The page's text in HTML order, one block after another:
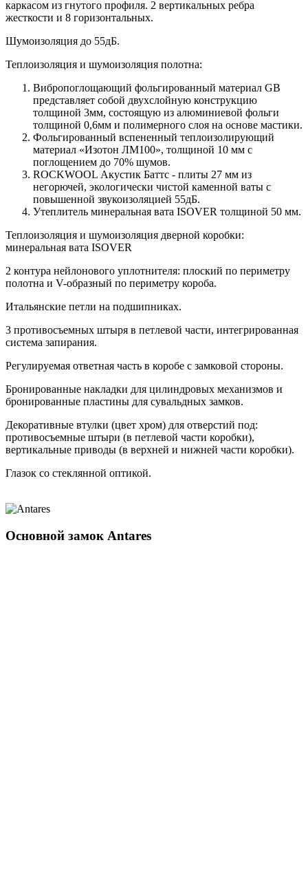
каркасом из гнутого профиля. 2 вертикальных ребра
жесткости и 8 горизонтальных.
Шумоизоляция до 55дБ.
Теплоизоляция и шумоизоляция полотна:
Вибропоглощающий фольгированный материал GB
представляет собой двухслойную конструкцию
толщиной 3мм, состоящую из алюминиевой фольги
толщиной 0,6мм и полимерного слоя на основе мастики.
Фольгированный вспененный теплоизолирующий
материал «Изотон ЛМ100», толщиной 10 мм с
поглощением до 70% шумов.
ROCKWOOL Акустик Баттс - плиты 27 мм из
негорючей, экологически чистой каменной ваты с
повышенной звукоизоляцией 55дБ.
Утеплитель минеральная вата ISOVER толщиной 50 мм.
Теплоизоляция и шумоизоляция дверной коробки:
минеральная вата ISOVER
2 контура нейлонового уплотнителя: плоский по периметру
полотна и V-образный по периметру короба.
Итальянские петли на подшипниках.
3 противосъемных штыря в петлевой части, интегрированная
система запирания.
Регулируемая ответная часть в коробе с замковой стороны.
Бронированные накладки для цилиндровых механизмов и
бронированные пластины для сувальдных замков.
Декоративные втулки (цвет хром) для отверстий под:
противосъемные штыри (в петлевой части коробки),
вертикальные приводы (в верхней и нижней части коробки).
Глазок со стеклянной оптикой.
Основной замок Antares